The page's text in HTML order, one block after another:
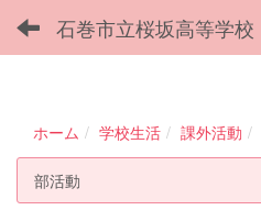
石巻市立桜坂高等学校
ホーム 学校生活 課外活動
部活動